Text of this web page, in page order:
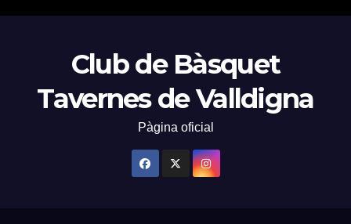
Club de Bàsquet
Tavernes de Valldigna
Pàgina oficial